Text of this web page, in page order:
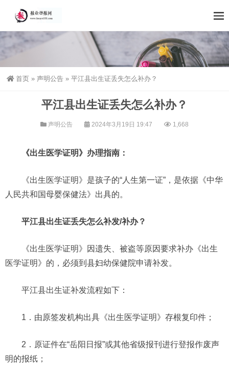
首页 » 声明公告 » 平江县出生证丢失怎么补办？
平江县出生证丢失怎么补办？
声明公告 2024年3月19日 19:47 1,668
《出生医学证明》办理指南：
《出生医学证明》是孩子的“人生第一证”，是依据《中华
人民共和国母婴保健法》出具的。
平江县出生证丢失怎么补发/补办？
《出生医学证明》因遗失、被盗等原因要求补办《出生
医学证明》的，必须到县妇幼保健院申请补发。
平江县出生证补发流程如下：
1．由原签发机构出具《出生医学证明》存根复印件；
2．原证件在“岳阳日报”或其他省级报刊进行登报作废声
明的报纸；